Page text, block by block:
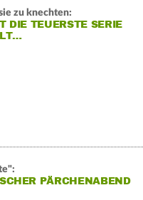
zu knechten:
DIE TEUERSTE SERIE
PÄRCHENABEND